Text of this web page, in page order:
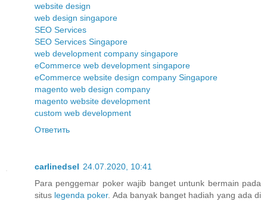
website design
web design singapore
SEO Services
SEO Services Singapore
web development company singapore
eCommerce web development singapore
eCommerce website design company Singapore
magento web design company
magento website development
custom web development
Ответить
carlinedsel 24.07.2020, 10:41
Para penggemar poker wajib banget untunk bermain pada
situs legenda poker. Ada banyak banget hadiah yang ada di